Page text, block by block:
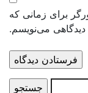
زمانی که
می‌نویسم.